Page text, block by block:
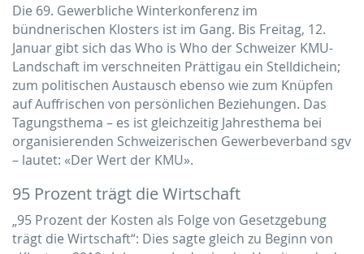
Die 69. Gewerbliche Winterkonferenz im
bündnerischen Klosters ist im Gang. Bis Freitag, 12.
Januar gibt sich das Who is Who der Schweizer KMU-
Landschaft im verschneiten Prättigau ein Stelldichein;
zum politischen Austausch ebenso wie zum Knüpfen
auf Auffrischen von persönlichen Beziehungen. Das
Tagungsthema – es ist gleichzeitig Jahresthema bei
organisierenden Schweizerischen Gewerbeverband sgv
– lautet: «Der Wert der KMU».
95 Prozent trägt die Wirtschaft
„95 Prozent der Kosten als Folge von Gesetzgebung
trägt die Wirtschaft“: Dies sagte gleich zu Beginn von